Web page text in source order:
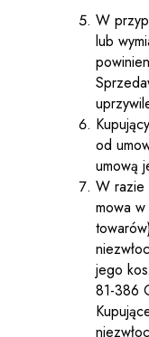
W
lub
od
umową
W razie
mowa
jego
81-386